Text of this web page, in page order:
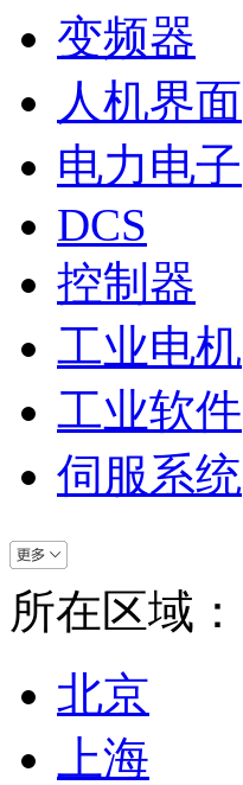
变频器
人机界面
电力电子
DCS
控制器
工业电机
工业软件
伺服系统
所在区域：
北京
上海